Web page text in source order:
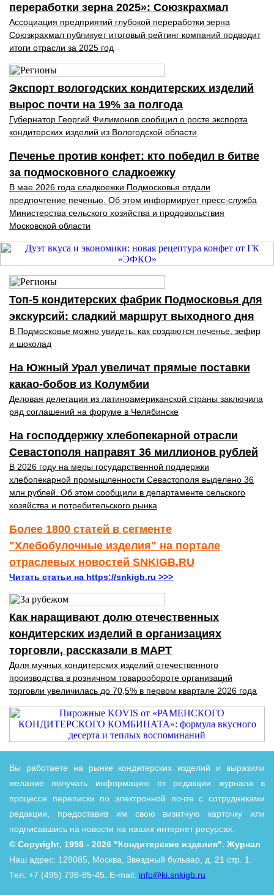
переработки зерна 2025»: Союзкрахмал
Ассоциация предприятий глубокой переработки зерна
Союзкрахмал публикует итоговый рейтинг компаний подводит
итоги отрасли за 2025 год
Экспорт вологодских кондитерских изделий
вырос почти на 19% за полгода
Губернатор Георгий Филимонов сообщил о росте экспорта
кондитерских изделий из Вологодской области
Печенье против конфет: кто победил в битве
за подмосковного сладкоежку
В мае 2026 года сладкоежки Подмосковья отдали
предпочтение печенью. Об этом информирует пресс-служба
Министерства сельского хозяйства и продовольствия
Московской области
Топ‑5 кондитерских фабрик Подмосковья для
экскурсий: сладкий маршрут выходного дня
В Подмосковье можно увидеть, как создаются печенье, зефир
и шоколад
На Южный Урал увеличат прямые поставки
какао‑бобов из Колумбии
Деловая делегация из латиноамериканской страны заключила
ряд соглашений на форуме в Челябинске
На господдержку хлебопекарной отрасли
Севастополя направят 36 миллионов рублей
В 2026 году на меры государственной поддержки
хлебопекарной промышленности Севастополя выделено 36
млн рублей. Об этом сообщили в департаменте сельского
хозяйства и потребительского рынка
Более 1800 статей в сегменте
"Хлебобулочные изделия" на портале
отраслевых новостей SNKIGB.RU
Читать статьи на https://snkigb.ru >>>
Как наращивают долю отечественных
кондитерских изделий в организациях
торговли, рассказали в МАРТ
Доля мучных кондитерских изделий отечественного
производства в розничном товарообороте организаций
торговли увеличилась до 70,5% в первом квартале 2026 года
Вы работаете на рынке кондитерских изделий и выразили
желание получать информацию от редакции журнала в
процессе переписки по электронной почте с сотрудниками
редакции, предоставив им свою визитную карточку или
подписавшись на новости на наших интернет ресурсах.
© Copyright, 1998 - 2026 "Кондитерские изделия". Журнал
Наш адрес: 129085, Москва, Звездный бульвар, д. 21 стр. 1.
Тел: +7 (495) 798-85-45. E-mail: info@ki.snkigb.ru